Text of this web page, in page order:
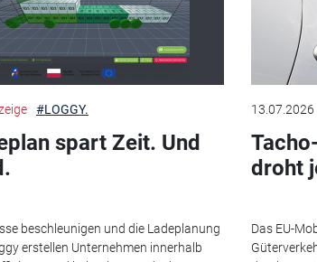
#LOGGY.
spart Zeit. Und
beschleunigen und die Ladeplanung
erstellen Unternehmen innerhalb
13.07.2026
droht
Das EU-